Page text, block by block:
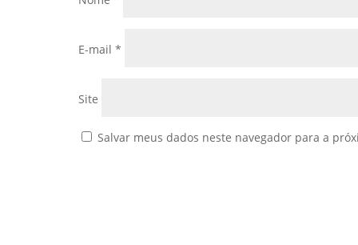
E-mail *
Site
Salvar meus dados neste navegador para a